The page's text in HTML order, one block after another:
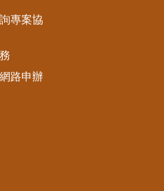
專案協
路申辦